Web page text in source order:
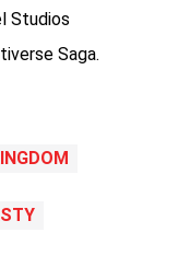
Studios
Saga.